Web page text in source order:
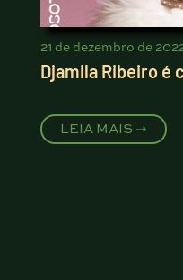
21 de dezembro de
Djamila Ribeiro é
LEIA MAIS ➝